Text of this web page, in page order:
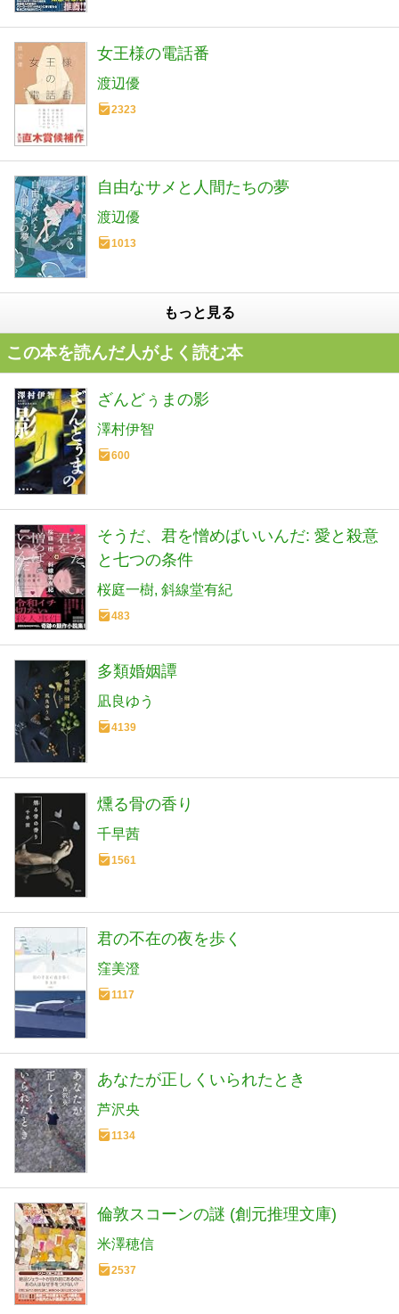
女王様の電話番
渡辺優
2323
自由なサメと人間たちの夢
渡辺優
1013
もっと見る
この本を読んだ人がよく読む本
ざんどぅまの影
澤村伊智
600
そうだ、君を憎めばいいんだ: 愛と殺意
と七つの条件
桜庭一樹 斜線堂有紀
483
多類婚姻譚
凪良ゆう
4139
燻る骨の香り
千早茜
1561
君の不在の夜を歩く
窪美澄
1117
あなたが正しくいられたとき
芦沢央
1134
倫敦スコーンの謎 (創元推理文庫)
米澤穂信
2537